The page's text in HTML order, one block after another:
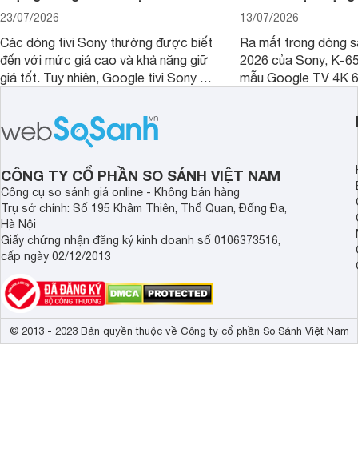
23/07/2026
Các dòng tivi Sony thường được biết
đến với mức giá cao và khả năng giữ
giá tốt. Tuy nhiên, Google tivi Sony 55
hợp đáng chú ý khi có mức giá dễ
tiếp cận hơn dù mới ra mắt trong năm
13/07/2026
Ra mắt trong dòng
2026 của Sony, K-
mẫu Google TV 4K
tảng Google TV
nghệ hỗ trợ nâng
CÔNG TY CỔ PHẦN SO SÁNH VIỆT NAM
Công cụ so sánh giá online - Không bán hàng
Trụ sở chính: Số 195 Khâm Thiên, Thổ Quan, Đống Đa,
Hà Nội
Giấy chứng nhận đăng ký kinh doanh số 0106373516,
cấp ngày 02/12/2013
© 2013 - 2023 Bản quyền thuộc về Công ty cổ phần So Sánh Việt Nam